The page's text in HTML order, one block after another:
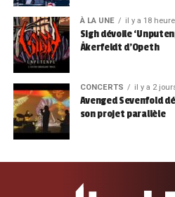
À LA UNE il y a 18
Sigh dévoile
Åkerfeldt d’Opeth
CONCERTS il y a 2
Avenged Sevenfold
son projet parallèle